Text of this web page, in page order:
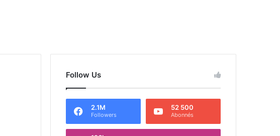
Follow Us
2.1M
Followers
52 500
Abonnés